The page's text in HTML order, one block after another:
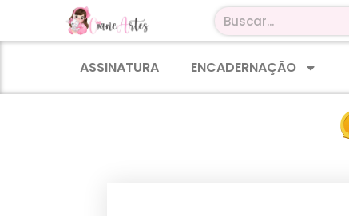
ASSINATURA ENCADERNAÇÃO